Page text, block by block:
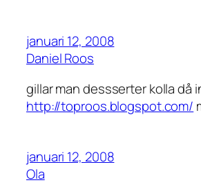
januari 12, 2008
Daniel Roos
gillar man dessserter kolla då
http://toproos.blogspot.com/
januari 12, 2008
Ola